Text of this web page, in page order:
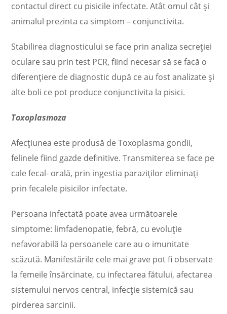
contactul direct cu pisicile infectate. Atât omul cât şi
animalul prezinta ca simptom – conjunctivita.
Stabilirea diagnosticului se face prin analiza secreţiei
oculare sau prin test PCR, fiind necesar să se facă o
diferenţiere de diagnostic după ce au fost analizate şi
alte boli ce pot produce conjunctivita la pisici.
Toxoplasmoza
Afecţiunea este produsă de Toxoplasma gondii,
felinele fiind gazde definitive. Transmiterea se face pe
cale fecal- orală, prin ingestia paraziţilor eliminaţi
prin fecalele pisicilor infectate.
Persoana infectată poate avea următoarele
simptome: limfadenopatie, febră, cu evoluţie
nefavorabilă la persoanele care au o imunitate
scăzută. Manifestările cele mai grave pot fi observate
la femeile însărcinate, cu infectarea fătului, afectarea
sistemului nervos central, infecţie sistemică sau
pirderea sarcinii.